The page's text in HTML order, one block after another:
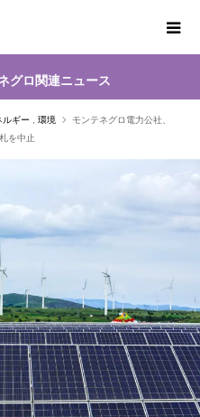
グロ関連ニュース
ルギー 環境
モンテネグロ電力公社、
を中止